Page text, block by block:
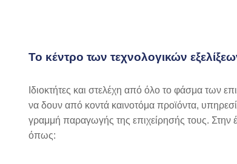
To κέντρο των τεχνολογικών
Ιδιοκτήτες και στελέχη από όλο το φάσμα των
να δουν από κοντά καινοτόμα προϊόντα,
γραμμή παραγωγής της επιχείρησής τους. Στην
όπως: